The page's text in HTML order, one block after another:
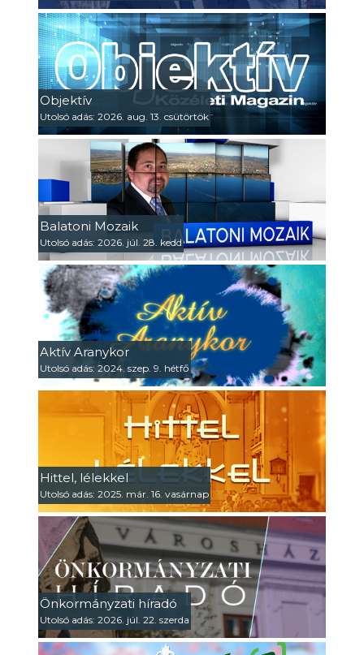
Objektív
Utolsó adás: 2026. aug. 13. csütörtök
Balatoni Mozaik
Utolsó adás: 2026. júl. 28. kedd
Aktív Aranykor
Utolsó adás: 2024. szep. 9. hétfő
Hittel, lélekkel
Utolsó adás: 2025. már. 16. vasárnap
Önkormányzati híradó
Utolsó adás: 2026. júl. 22. szerda